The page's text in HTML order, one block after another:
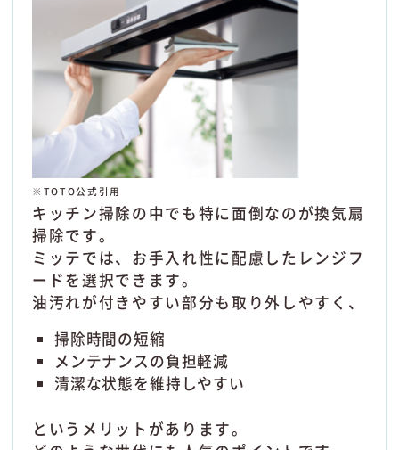
※TOTO公式引用
キッチン掃除の中でも特に面倒なのが換気扇
掃除です。
ミッテでは、お手入れ性に配慮したレンジフ
ードを選択できます。
油汚れが付きやすい部分も取り外しやすく、
掃除時間の短縮
メンテナンスの負担軽減
清潔な状態を維持しやすい
というメリットがあります。